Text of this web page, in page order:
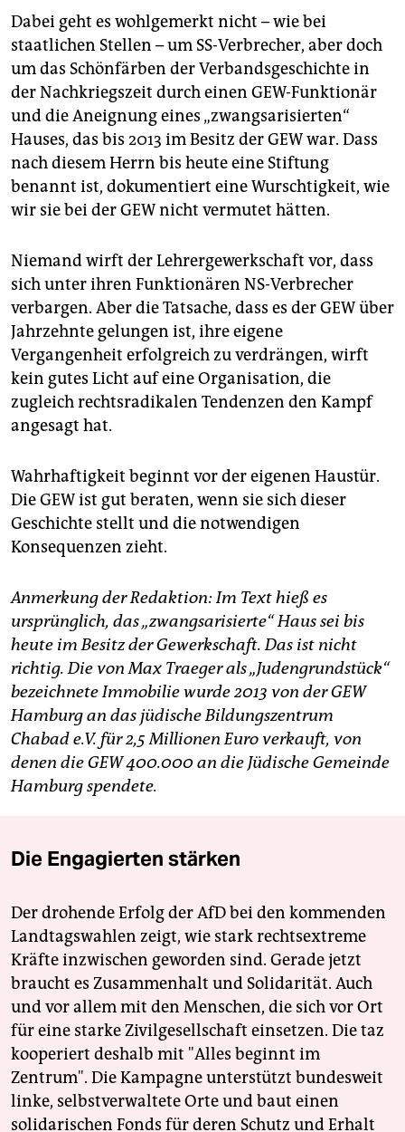
Dabei geht es wohlgemerkt nicht – wie bei
staatlichen Stellen – um SS-Verbrecher, aber doch
um das Schönfärben der Verbandsgeschichte in
der Nachkriegszeit durch einen GEW-Funktionär
und die Aneignung eines „zwangsarisierten“
Hauses, das bis 2013 im Besitz der GEW war. Dass
nach diesem Herrn bis heute eine Stiftung
benannt ist, dokumentiert eine Wurschtigkeit, wie
wir sie bei der GEW nicht vermutet hätten.
Niemand wirft der Lehrergewerkschaft vor, dass
sich unter ihren Funktionären NS-Verbrecher
verbargen. Aber die Tatsache, dass es der GEW über
Jahrzehnte gelungen ist, ihre eigene
Vergangenheit erfolgreich zu verdrängen, wirft
kein gutes Licht auf eine Organisation, die
zugleich rechtsradikalen Tendenzen den Kampf
angesagt hat.
Wahrhaftigkeit beginnt vor der eigenen Haustür.
Die GEW ist gut beraten, wenn sie sich dieser
Geschichte stellt und die notwendigen
Konsequenzen zieht.
Anmerkung der Redaktion: Im Text hieß es
ursprünglich, das „zwangsarisierte“ Haus sei bis
heute im Besitz der Gewerkschaft. Das ist nicht
richtig. Die von Max Traeger als „Judengrundstück“
bezeichnete Immobilie wurde 2013 von der GEW
Hamburg an das jüdische Bildungszentrum
Chabad e.V. für 2,5 Millionen Euro verkauft, von
denen die GEW 400.000 an die Jüdische Gemeinde
Hamburg spendete.
Die Engagierten stärken
Der drohende Erfolg der AfD bei den kommenden
Landtagswahlen zeigt, wie stark rechtsextreme
Kräfte inzwischen geworden sind. Gerade jetzt
braucht es Zusammenhalt und Solidarität. Auch
und vor allem mit den Menschen, die sich vor Ort
für eine starke Zivilgesellschaft einsetzen. Die taz
kooperiert deshalb mit "Alles beginnt im
Zentrum". Die Kampagne unterstützt bundesweit
linke, selbstverwaltete Orte und baut einen
solidarischen Fonds für deren Schutz und Erhalt